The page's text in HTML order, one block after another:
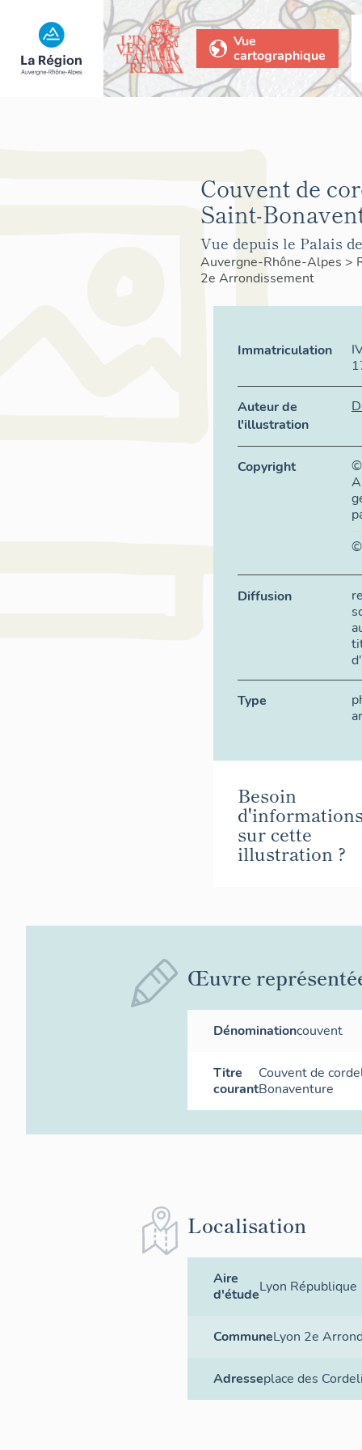
Vue
cartographique
Couvent de
Saint-
Vue depuis le Palais
Auvergne-Rhône-Alpes >
2e Arrondissement
Immatriculation
Auteur de
l'illustration
Copyright
©
Diffusion
Type
Besoin
sur cette
illustration ?
Œuvre
Dénominationcouvent
Titre
courant
Couvent de
Bonaventure
Localisation
Aire
d'étudeLyon République
CommuneLyon 2e
Adresseplace des